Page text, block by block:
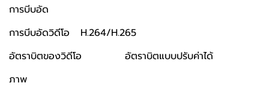
การบีบอัด
การบีบอัดวิดีโอ H.264/H.265
อัตราบิตของวิดีโอ อัตราบิตแบบปรับค่าได้
ภาพ